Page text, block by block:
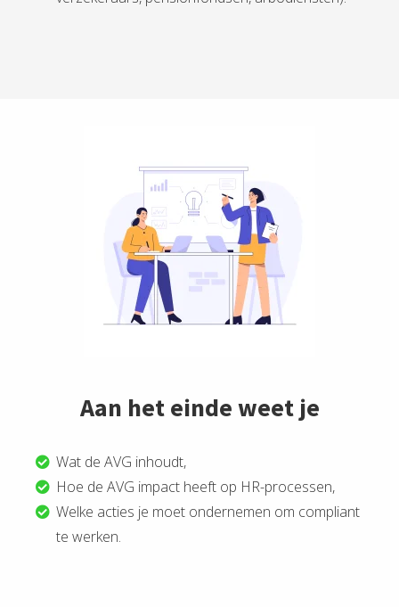
Aan het einde weet je
Wat de AVG inhoudt,
Hoe de AVG impact heeft op HR-processen,
Welke acties je moet ondernemen om compliant
te werken.